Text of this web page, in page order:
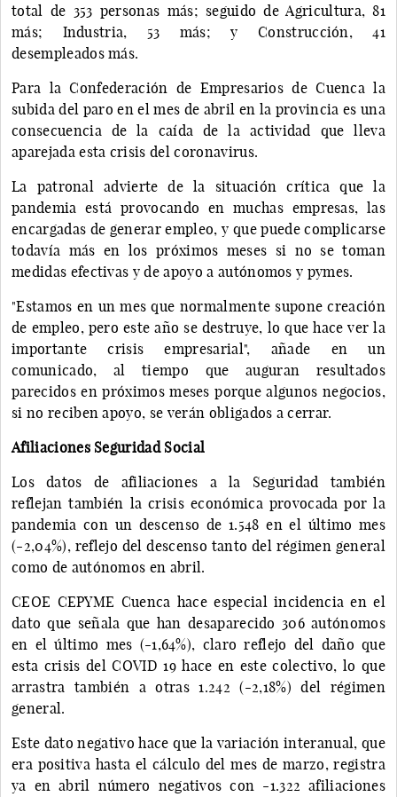
total de 353 personas más; seguido de Agricultura, 81
más; Industria, 53 más; y Construcción, 41
desempleados más.
Para la Confederación de Empresarios de Cuenca la
subida del paro en el mes de abril en la provincia es una
consecuencia de la caída de la actividad que lleva
aparejada esta crisis del coronavirus.
La patronal advierte de la situación crítica que la
pandemia está provocando en muchas empresas, las
encargadas de generar empleo, y que puede complicarse
todavía más en los próximos meses si no se toman
medidas efectivas y de apoyo a autónomos y pymes.
"Estamos en un mes que normalmente supone creación
de empleo, pero este año se destruye, lo que hace ver la
importante crisis empresarial", añade en un
comunicado, al tiempo que auguran resultados
parecidos en próximos meses porque algunos negocios,
si no reciben apoyo, se verán obligados a cerrar.
Afiliaciones Seguridad Social
Los datos de afiliaciones a la Seguridad también
reflejan también la crisis económica provocada por la
pandemia con un descenso de 1.548 en el último mes
(-2,04%), reflejo del descenso tanto del régimen general
como de autónomos en abril.
CEOE CEPYME Cuenca hace especial incidencia en el
dato que señala que han desaparecido 306 autónomos
en el último mes (-1,64%), claro reflejo del daño que
esta crisis del COVID 19 hace en este colectivo, lo que
arrastra también a otras 1.242 (-2,18%) del régimen
general.
Este dato negativo hace que la variación interanual, que
era positiva hasta el cálculo del mes de marzo, registra
ya en abril número negativos con -1.322 afiliaciones